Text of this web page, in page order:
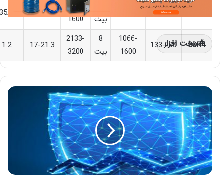
133-200
533-800
بیت
1066-
1600
8.5-14.9
1.5
DDR4
133-200
1066-
1600
8
بیت
2133-
3200
17-21.3
1.2 سخت افزار